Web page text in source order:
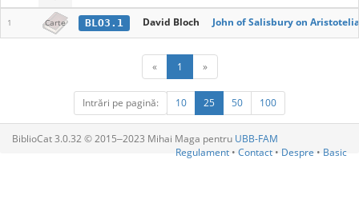
1 Carte BLO3.1 David Bloch John of Salisbury on
« 1 »
Intrări pe pagină: 10 25 50 100
BiblioCat 3.0.32 © 2015‒2023 Mihai Maga pentru UBB-FAM
Regulament • Contact • Despre • Basic